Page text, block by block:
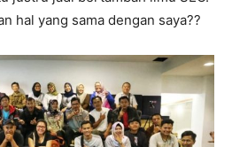
hal yang sama dengan saya??